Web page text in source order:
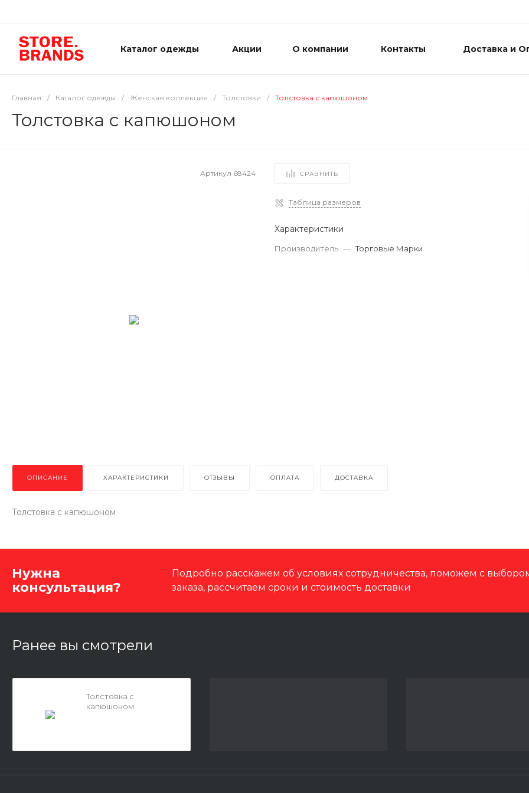
Каталог одежды Акции О компании Контакты Доставка и
Главная / Каталог одежды / Женская коллекция / Толстовки / Толстовка с капюшоном
Толстовка с капюшоном
Артикул 68424 СРАВНИТЬ
Таблица размеров
Характеристики
Производитель — Торговые Марки
ОПИСАНИЕ ХАРАКТЕРИСТИКИ ОТЗЫВЫ ОПЛАТА ДОСТАВКА
Толстовка с капюшоном
Нужна
консультация?
Подробно расскажем об условиях сотрудничества, поможем с
заказа, рассчитаем сроки и стоимость доставки
Ранее вы смотрели
Толстовка с
капюшоном